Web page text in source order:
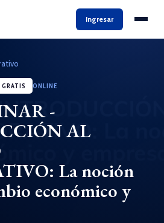
Ingresar
GRATIS ONLINE
-
AL
La noción
económico y